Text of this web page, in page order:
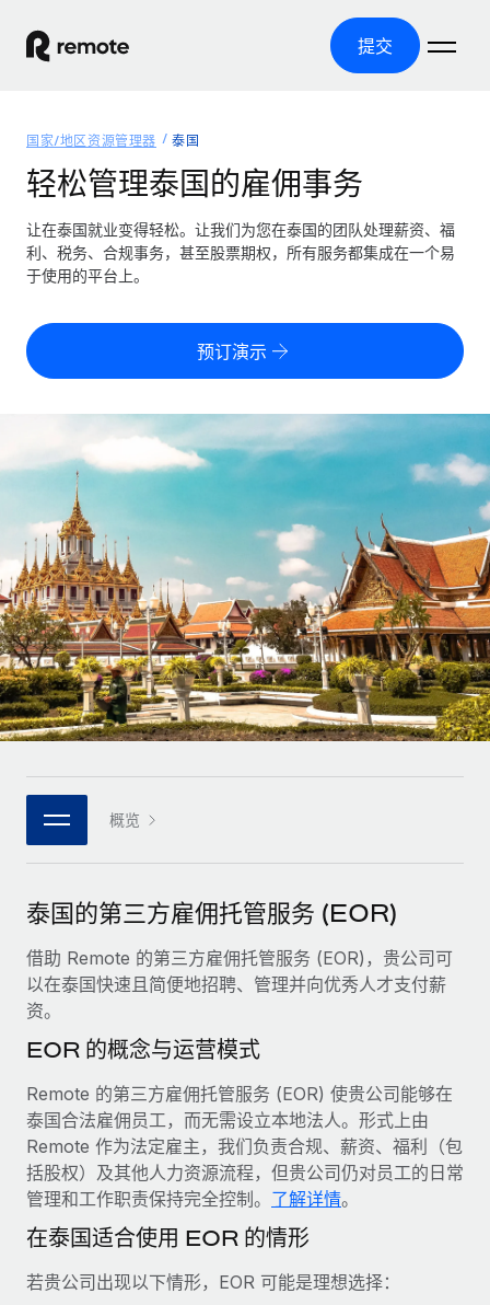
提交
产品
全球招聘
全球薪资管理
轻松运行合规薪资
零实体成本实现全球扩张
全球合规聘用合同工
合同工管理
PEO
外包复杂雇佣任务
基础设施
Remote Embedded
将人力资源无缝融入工作流程
团队的内置核心人力资源功能
连接 新的
使用我们的 MCP 将任何人工智能工具与 Remote 平台相连
借助核心业务工具简化流程
服务
获得全球人力资源与合规方面的专家帮助
背景调查
简化候选人筛选流程
合规守望台
防范合规风险
设备管理
在全球范围内配置和跟踪 IT 设备
覆盖全球
美国各州浏览器
Remote 无惧对比
了解我们的竞争优势
成长阶段
初创企业
为成长型企业量身打造的全球敏捷型人力资源与薪资解决方案
中型市场
通过定制化人力资源解决方案扩展团队
企业
与我们携手合作
战略技术合作伙伴
与我们共探合作机遇
案例研究
资源
工具与计算器
误分类风险计算工具
员工成本计算器
计算任何国家的员工总成本
合同工薪酬结算计算器
探索全球合同工的结算货币选项与结算速度
通过 REMOTE 学习
研究与指引
案例研究
人力资源术语表
核对表和模板
职位描述库
网络研讨会
活动
新闻室
薪金与人才洞察
洞察中心
获得支持
查看全部资源
博客
EOR compliance
定价
中文（简体）
Nederlands
Français
Deutsch
Español
Italiano
Português (Portugal)
日本語
한국어
中文（简体）
登录
国家/地区资源管理器 泰国
轻松管理泰国的雇佣事务
让在泰国就业变得轻松。让我们为您在泰国的团队处理薪资、福
利、税务、合规事务，甚至股票期权，所有服务都集成在一个易
于使用的平台上。
预订演示
概览
泰国的第三方雇佣托管服务 (EOR)
借助 Remote 的第三方雇佣托管服务 (EOR)，贵公司可
以在泰国快速且简便地招聘、管理并向优秀人才支付薪
资。
EOR 的概念与运营模式
Remote 的第三方雇佣托管服务 (EOR) 使贵公司能够在
泰国合法雇佣员工，而无需设立本地法人。形式上由
Remote 作为法定雇主，我们负责合规、薪资、福利（包
括股权）及其他人力资源流程，但贵公司仍对员工的日常
管理和工作职责保持完全控制。 了解详情。
在泰国适合使用 EOR 的情形
若贵公司出现以下情形，EOR 可能是理想选择：